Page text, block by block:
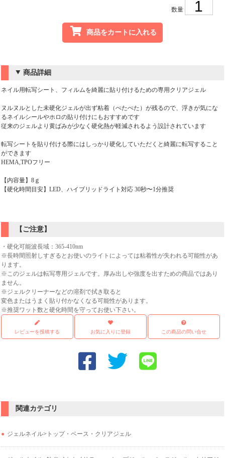
数量
商品をカートに入れる
商品詳細
ネイル用転写シート、フィルムを綺麗に貼り付けるための専用クリアジェル
ヌルヌルとした未硬化ジェルが出ず粘着（ぺたぺた）が残るので、浮きが気にな
るネイルシールやホロの貼り付けにもおすすめです
従来のジェルより黄ばみが少なく硬化熱が軽減されるよう設計されています
転写シートを貼り付ける際にはしっかり硬化していただくと綺麗に転写すること
ができます
HEMA,TPOフリー
【内容量】8ｇ
【硬化時間目安】LED、ハイブリッドライト対応 30秒〜1分推奨
【ご注意】
・硬化可能波長域：365-410nm
※長時間照射しすぎるとお使いのライトによっては粘着性が失われる可能性があ
ります。
※このジェルは転写専用ジェルです。厚み出しや強度を出すための商品ではあり
ません。
※ジェルクリーナーなどの溶剤で拭き取ると
変色またはうまく貼り付かなくなる可能性があります。
※推奨ワット数と硬化時間を守ってお使い下さい。
レビューを投稿する お気に入りに登録 この商品の問い合せ
関連カテゴリ
ジェルネイル> トップ・ベース・クリアジェル